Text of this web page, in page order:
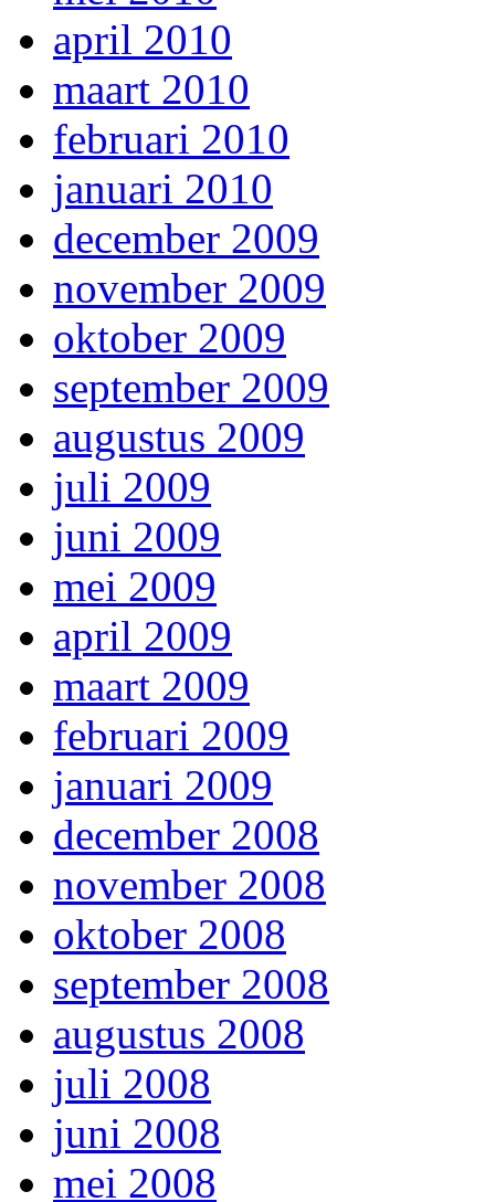
april 2010
maart 2010
februari 2010
januari 2010
december 2009
november 2009
oktober 2009
september 2009
augustus 2009
juli 2009
juni 2009
mei 2009
april 2009
maart 2009
februari 2009
januari 2009
december 2008
november 2008
oktober 2008
september 2008
augustus 2008
juli 2008
juni 2008
mei 2008